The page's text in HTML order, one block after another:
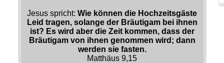
Jesus spricht: Wie können die Hochzeitsgäste
Leid tragen, solange der Bräutigam bei ihnen
ist? Es wird aber die Zeit kommen, dass der
Bräutigam von ihnen genommen wird; dann
werden sie fasten.
Matthäus 9,15